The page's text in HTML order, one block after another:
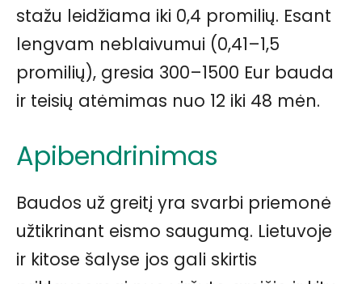
stažu leidžiama iki 0,4 promilių. Esant
lengvam neblaivumui (0,41–1,5
promilių), gresia 300–1500 Eur bauda
ir teisių atėmimas nuo 12 iki 48 mėn.
Apibendrinimas
Baudos už greitį yra svarbi priemonė
užtikrinant eismo saugumą. Lietuvoje
ir kitose šalyse jos gali skirtis